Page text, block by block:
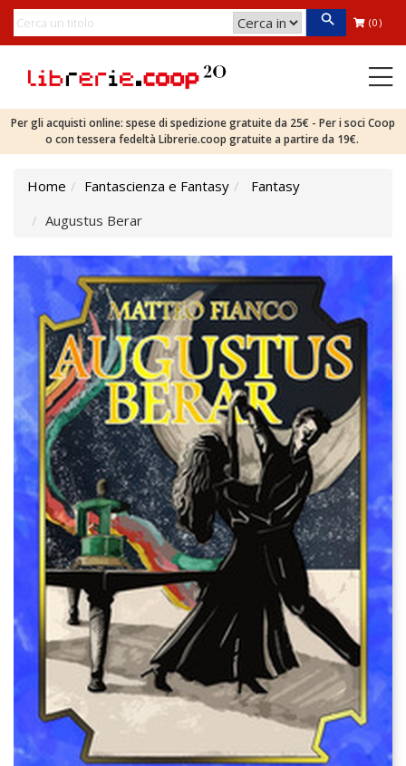
(0)
Per gli acquisti online: spese di spedizione gratuite da 25€ - Per i soci Coop
o con tessera fedeltà Librerie.coop gratuite a partire da 19€.
Home Fantascienza e Fantasy
Fantasy
Augustus Berar